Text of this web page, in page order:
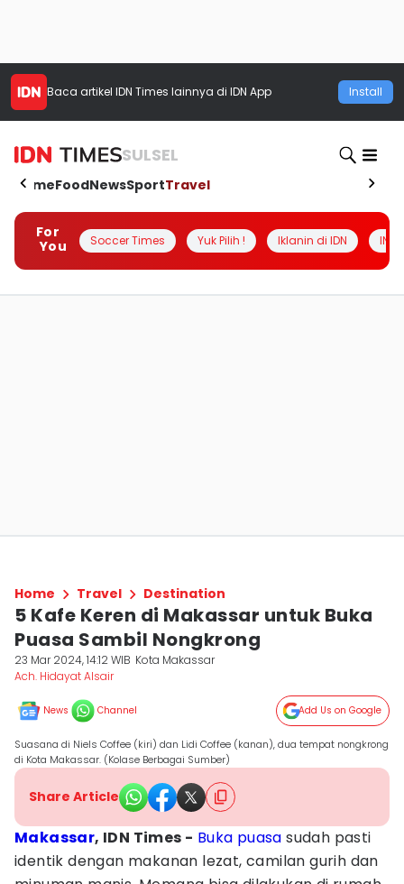
Baca artikel IDN Times lainnya di IDN App Install
SULSEL
HomeFoodNewsSportTravel
For
You
Soccer Times Yuk Pilih ! Iklanin di IDN
Home Travel Destination
5 Kafe Keren di Makassar untuk Buka
Puasa Sambil Nongkrong
23 Mar 2024, 14:12 WIB Kota Makassar
Ach. Hidayat Alsair
News Channel Add Us on Google
Suasana di Niels Coffee (kiri) dan Lidi Coffee (kanan), dua tempat nongkrong
di Kota Makassar. (Kolase Berbagai Sumber)
Share Article
Makassar, IDN Times - Buka puasa sudah pasti
identik dengan makanan lezat, camilan gurih dan